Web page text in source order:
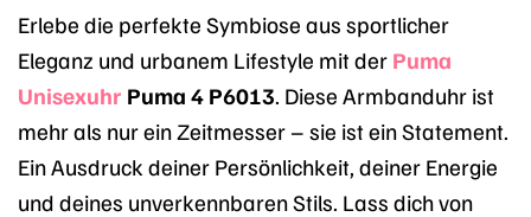
Erlebe die perfekte Symbiose aus sportlicher
Eleganz und urbanem Lifestyle mit der Puma
Unisexuhr Puma 4 P6013 . Diese Armbanduhr ist
mehr als nur ein Zeitmesser – sie ist ein Statement.
Ein Ausdruck deiner Persönlichkeit, deiner Energie
und deines unverkennbaren Stils. Lass dich von